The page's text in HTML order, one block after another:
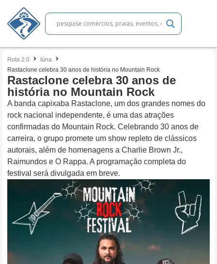
Rota 2.0
Iúna
Rastaclone celebra 30 anos de história no Mountain Rock
Rastaclone celebra 30 anos de
história no Mountain Rock
A banda capixaba Rastaclone, um dos grandes nomes do
rock nacional independente, é uma das atrações
confirmadas do Mountain Rock. Celebrando 30 anos de
carreira, o grupo promete um show repleto de clássicos
autorais, além de homenagens a Charlie Brown Jr.,
Raimundos e O Rappa. A programação completa do
festival será divulgada em breve.